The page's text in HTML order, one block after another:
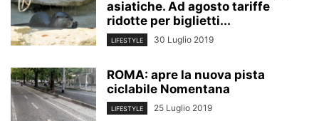
asiatiche. Ad agosto tariffe
ridotte per biglietti...
LIFESTYLE 30 Luglio 2019
ROMA: apre la nuova pista
ciclabile Nomentana
LIFESTYLE 25 Luglio 2019